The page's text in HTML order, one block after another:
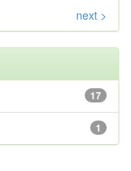
next >
17
1